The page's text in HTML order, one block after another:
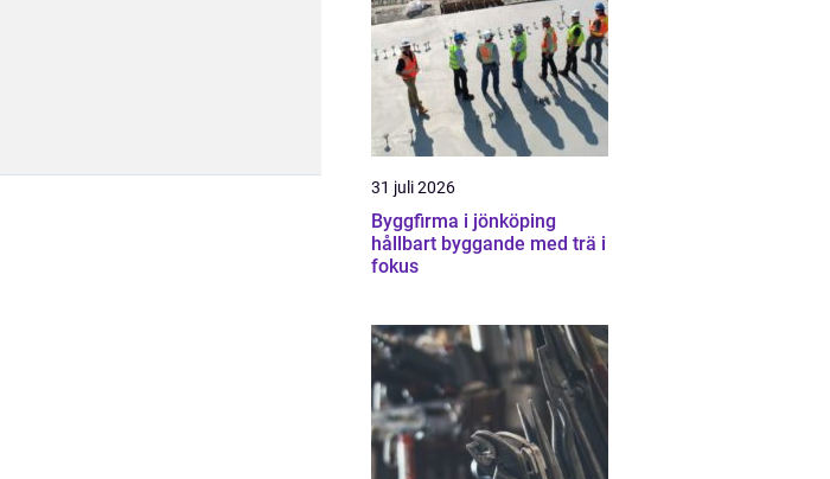
31 juli 2026
Byggfirma i jönköping
hållbart byggande med trä i
fokus